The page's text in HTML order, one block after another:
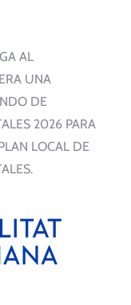
AL
UNA
DE
2026 PARA
LOCAL DE